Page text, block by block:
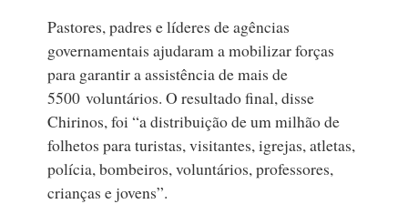
Pastores, padres e líderes de agências
governamentais ajudaram a mobilizar forças
para garantir a assistência de mais de
5500 voluntários. O resultado final, disse
Chirinos, foi “a distribuição de um milhão de
folhetos para turistas, visitantes, igrejas, atletas,
polícia, bombeiros, voluntários, professores,
crianças e jovens”.